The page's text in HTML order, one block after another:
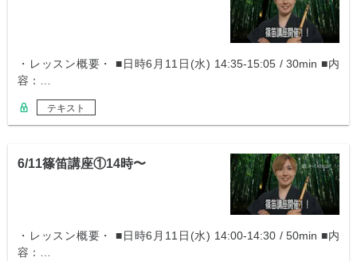
・レッスン概要・ ■日時6月11日(水) 14:35-15:05 / 30min ■内
容：…
テキスト
6/11篠笛講座①14時〜
・レッスン概要・ ■日時6月11日(水) 14:00-14:30 / 50min ■内
容：…